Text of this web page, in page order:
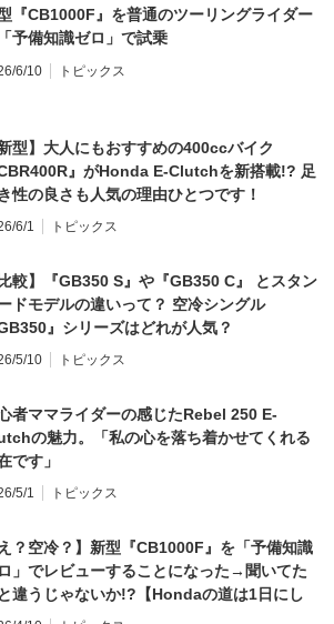
『CB1000F』を普通のツーリングライダー
予備知識ゼロ」で試乗
6/10 トピックス
新型】大人にもおすすめの400ccバイク
CBR400R』がHonda E-Clutchを新搭載!? 足
性の良さも人気の理由ひとつです！
6/1 トピックス
比較】『GB350 S』や『GB350 C』 とスタン
ドモデルの違いって？ 空冷シングル
GB350』シリーズはどれが人気？
5/10 トピックス
者ママライダーの感じたRebel 250 E-
の魅力。「私の心を落ち着かせてくれる
です」
5/1 トピックス
え？空冷？】新型『CB1000F』を「予備知識
」でレビューすることになった→聞いてた
違うじゃないか!?【Hondaの道は1日にし
らず／CB1000F ①第一印象 編】